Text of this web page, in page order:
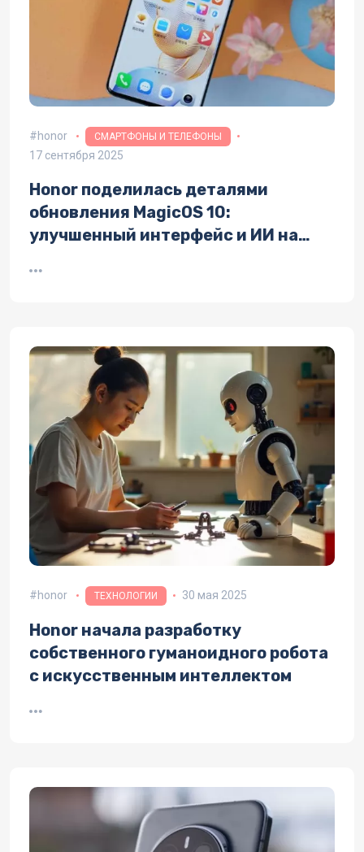
honor СМАРТФОНЫ И ТЕЛЕФОНЫ
17 сентября 2025
Honor поделилась деталями
обновления MagicOS 10:
улучшенный интерфейс и ИИ на
honor ТЕХНОЛОГИИ 30 мая 2025
Honor начала разработку
собственного гуманоидного робота
с искусственным интеллектом